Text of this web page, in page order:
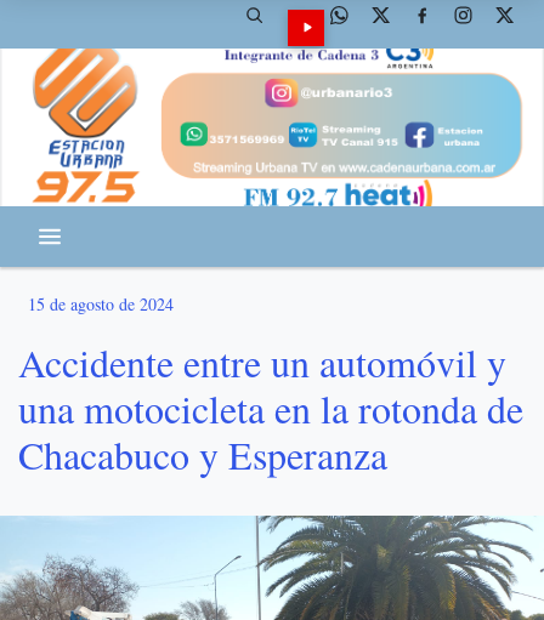
15 de agosto de 2024
Accidente entre un automóvil y
una motocicleta en la rotonda de
Chacabuco y Esperanza